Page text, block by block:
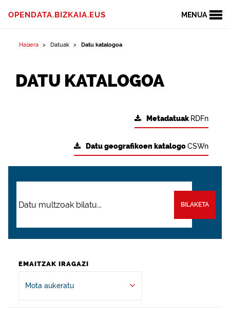
MENUA
OPENDATA.BIZKAIA.EUS
Hasiera Datuak Datu katalogoa
DATU KATALOGOA
Metadatuak RDFn
Datu geografikoen katalogoCSWn
BILAKETA
EMAITZAK IRAGAZI
Mota aukeratu